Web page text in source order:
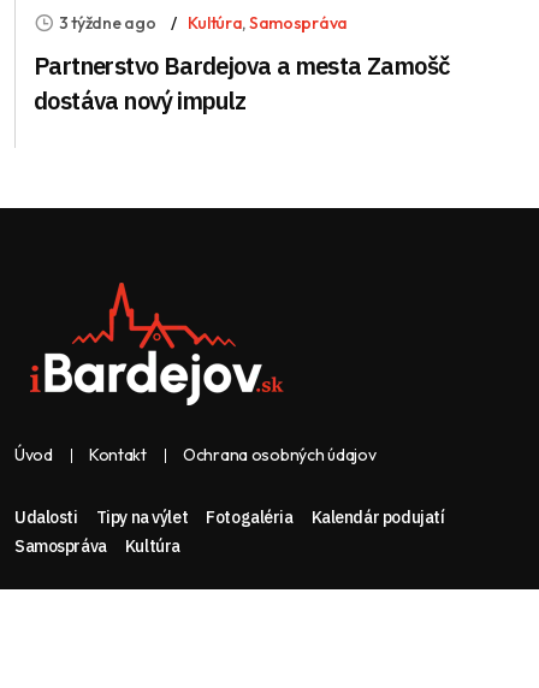
3 týždne ago Kultúra,Samospráva
Partnerstvo Bardejova a mesta Zamošč
dostáva nový impulz
Úvod Kontakt Ochrana osobných údajov
Udalosti Tipy na výlet Fotogaléria
Kalendár podujatí
Samospráva
Kultúra